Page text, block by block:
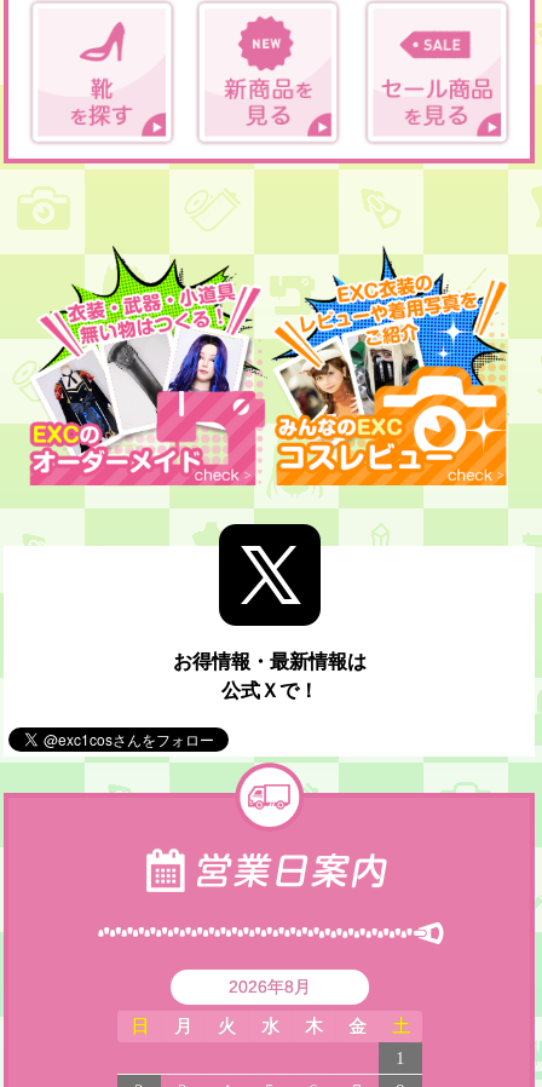
お得情報・最新情報は
公式Ｘで！
2026年8月
日 月 火 水 木 金 土
1